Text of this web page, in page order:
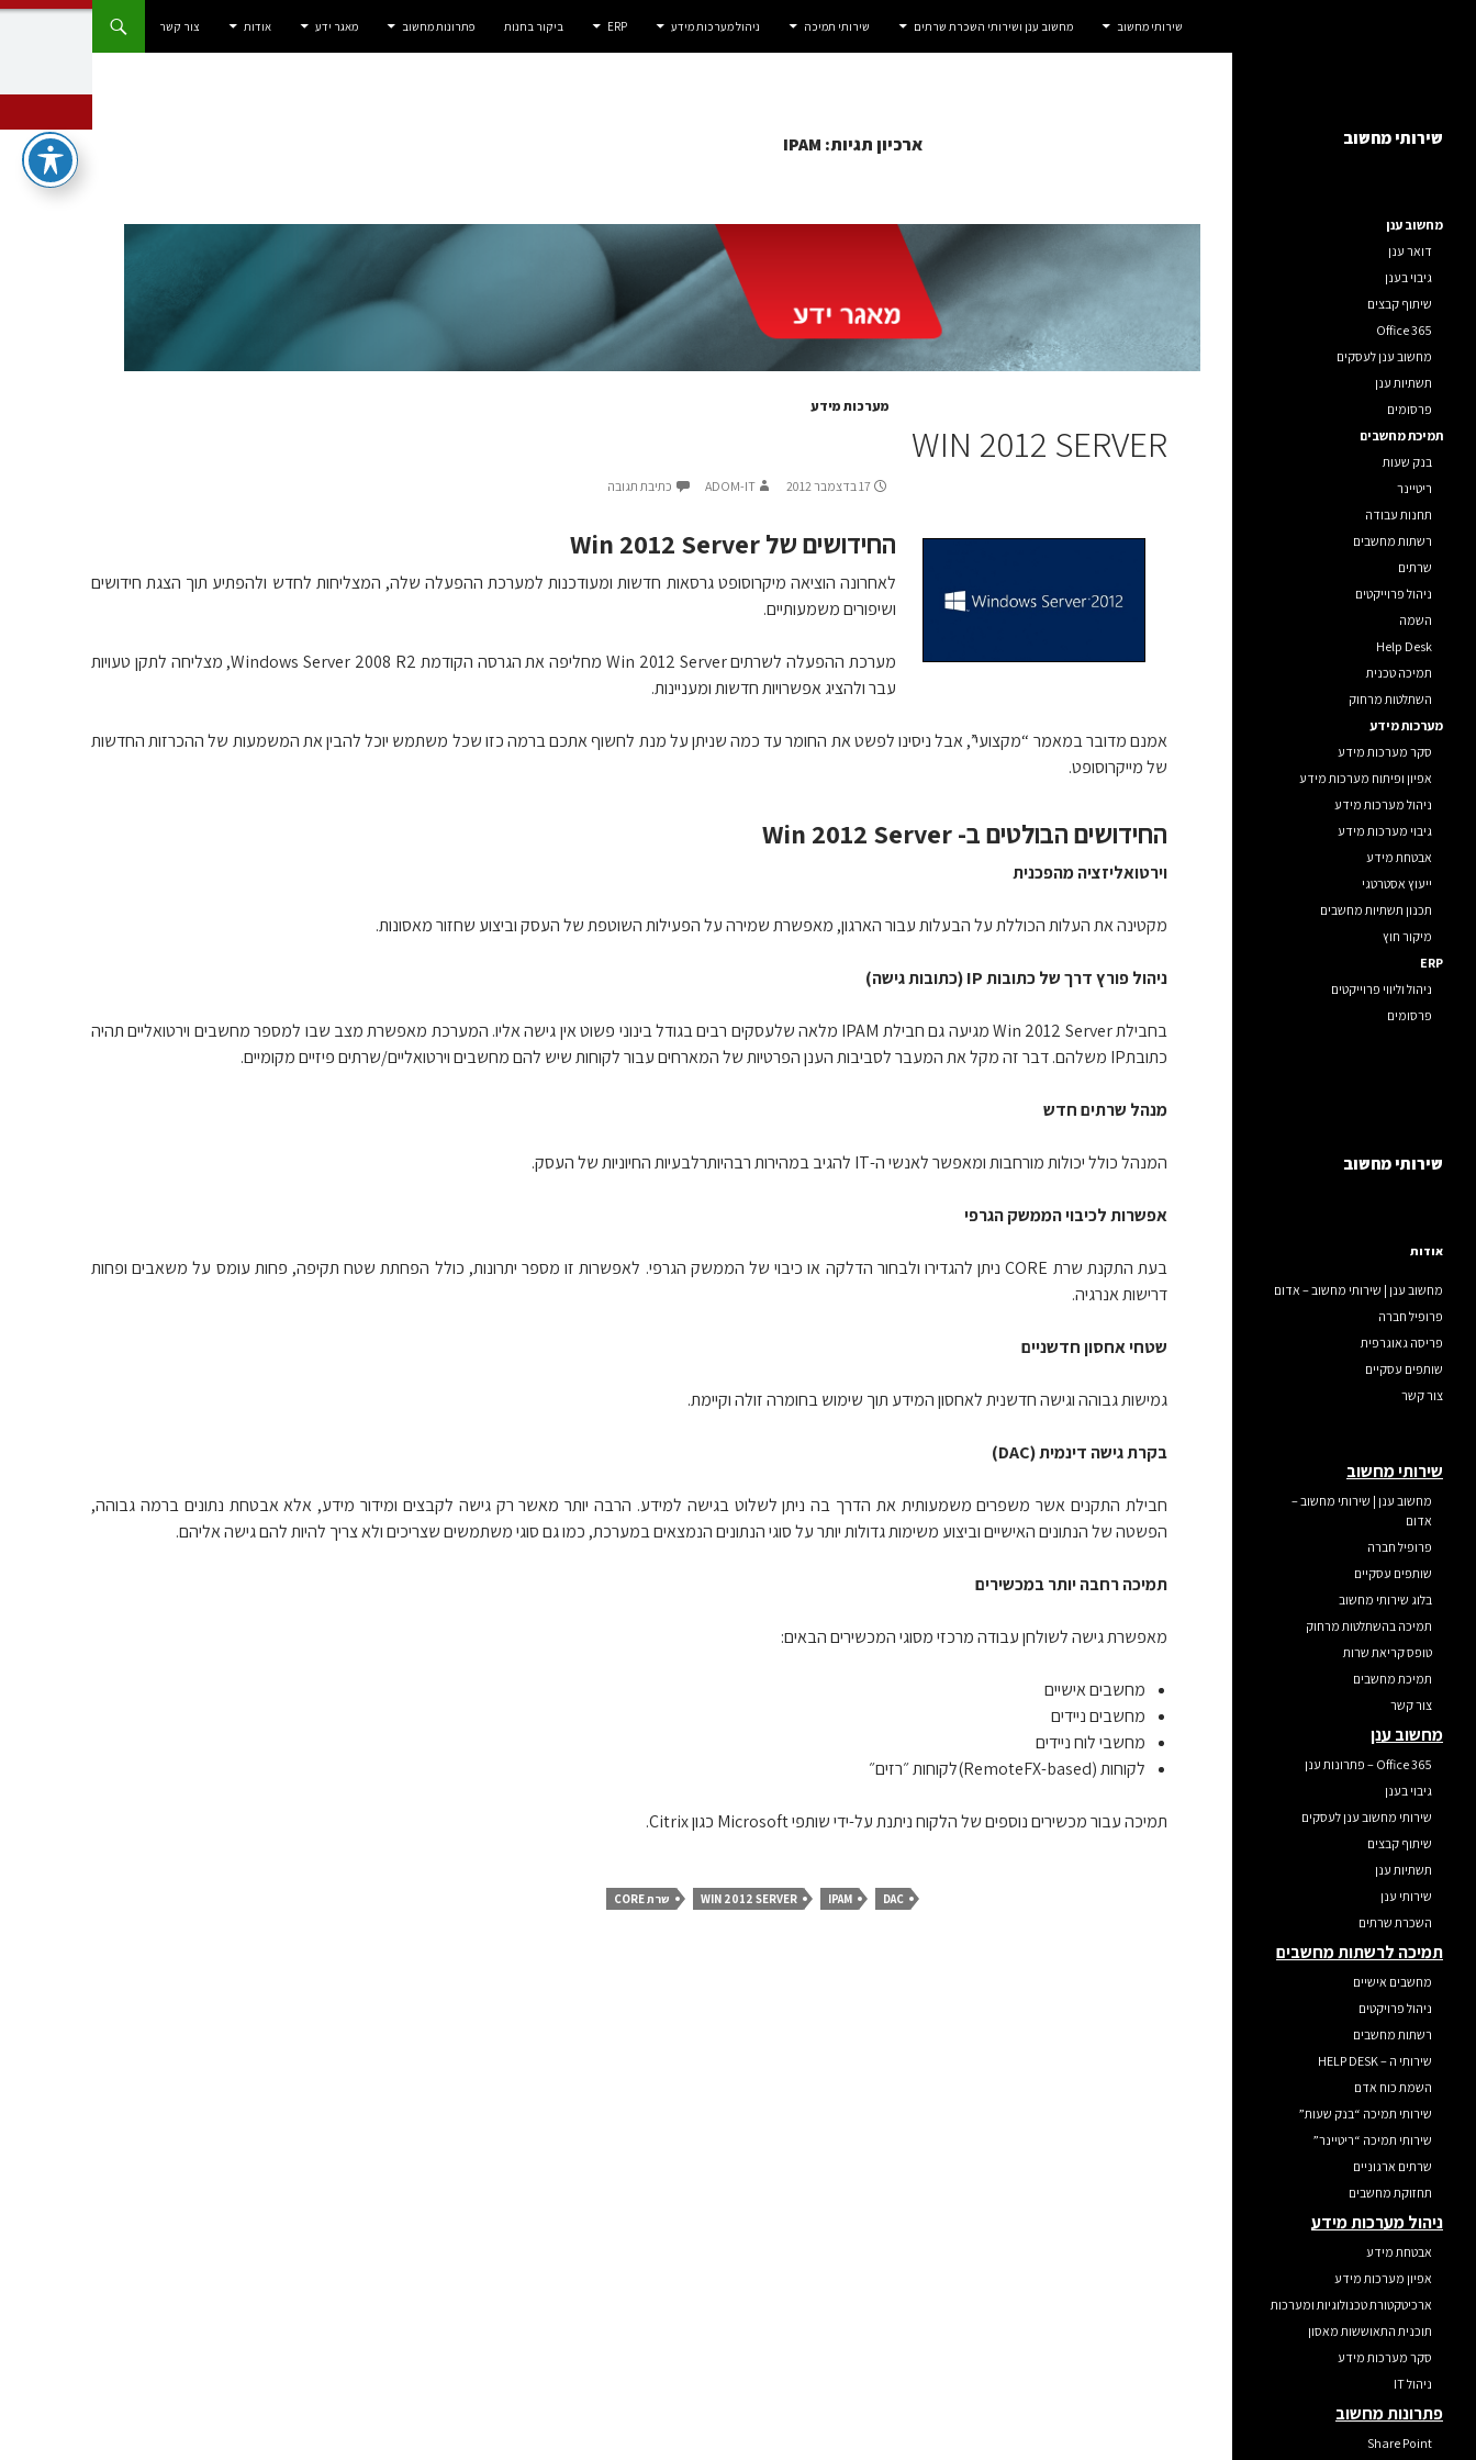
שירותי מחשוב מחשוב ענן ושירותי השכרת שרתים שירותי תמיכה ניהול מערכות מידע ERP ביקור בחנות פתרונות מחשוב מאגר ידע אודות צור קשר
ארכיון תגיות: IPAM
מערכות מידע
WIN 2012 SERVER
17 בדצמבר 2012 ADOM-IT כתיבת תגובה
החידושים של Win 2012 Server
לאחרונה הוציאה מיקרוסופט גרסאות חדשות ומעודכנות למערכת ההפעלה שלה, המצליחות לחדש ולהפתיע תוך הצגת חידושים
ושיפורים משמעותיים.
מערכת ההפעלה לשרתים Win 2012 Server מחליפה את הגרסה הקודמת Windows Server 2008 R2, מצליחה לתקן טעויות
עבר ולהציג אפשרויות חדשות ומעניינות.
אמנם מדובר במאמר “מקצועי”, אבל ניסינו לפשט את החומר עד כמה שניתן על מנת לחשוף אתכם ברמה כזו שכל משתמש יוכל להבין את המשמעות של ההכרזות החדשות
של מייקרוסופט.
החידושים הבולטים ב- Win 2012 Server
וירטואליזציה מהפכנית
מקטינה את העלות הכוללת על הבעלות עבור הארגון, מאפשרת שמירה על הפעילות השוטפת של העסק וביצוע שחזור מאסונות.
ניהול פורץ דרך של כתובות IP (כתובות גישה)
בחבילת Win 2012 Server מגיעה גם חבילת IPAM מלאה שלעסקים רבים בגודל בינוני פשוט אין גישה אליו. המערכת מאפשרת מצב שבו למספר מחשבים וירטואליים תהיה
כתובתIP משלהם. דבר זה מקל את המעבר לסביבות הענן הפרטיות של המארחים עבור לקוחות שיש להם מחשבים וירטואליים/שרתים פיזיים מקומיים.
מנהל שרתים חדש
המנהל כולל יכולות מורחבות ומאפשר לאנשי ה-IT להגיב במהירות רבהיותרלבעיות החיוניות של העסק.
אפשרות לכיבוי הממשק הגרפי
בעת התקנת שרת CORE ניתן להגדירו ולבחור הדלקה או כיבוי של הממשק הגרפי. לאפשרות זו מספר יתרונות, כולל הפחתת שטח תקיפה, פחות עומס על משאבים ופחות
דרישות אנרגיה.
שטחי אחסון חדשניים
גמישות גבוהה וגישה חדשנית לאחסון המידע תוך שימוש בחומרה זולה וקיימת.
בקרת גישה דינמית (DAC)
חבילת התקנים אשר משפרים משמעותית את הדרך בה ניתן לשלוט בגישה למידע. הרבה יותר מאשר רק גישה לקבצים ומידור מידע, אלא אבטחת נתונים ברמה גבוהה,
הפשטה של הנתונים האישיים וביצוע משימות גדולות יותר על סוגי הנתונים הנמצאים במערכת, כמו גם סוגי משתמשים שצריכים ולא צריך להיות להם גישה אליהם.
תמיכה רחבה יותר במכשירים
מאפשרת גישה לשולחן עבודה מרכזי מסוגי המכשירים הבאים:
מחשבים אישיים
מחשבים ניידים
מחשבי לוח ניידים
לקוחות (RemoteFX-based)לקוחות ״רזים״
תמיכה עבור מכשירים נוספים של הלקוח ניתנת על-ידי שותפי Microsoft כגון Citrix.
DAC
IPAM
WIN 2012 SERVER שרת CORE
שירותי מחשוב
מחשוב ענן
דואר ענן
גיבוי בענן
שיתוף קבצים
Office 365
מחשוב ענן לעסקים
תשתיות ענן
פרסומים
תמיכת מחשבים
בנק שעות
ריטיינר
תחנות עבודה
רשתות מחשבים
שרתים
ניהול פרוייקטים
השמה
Help Desk
תמיכה טכנית
השתלטות מרחוק
מערכות מידע
סקר מערכות מידע
אפיון ופיתוח מערכות מידע
ניהול מערכות מידע
גיבוי מערכות מידע
אבטחת מידע
ייעוץ אסטרטגי
תכנון תשתיות מחשבים
מיקור חוץ
ERP
ניהול וליווי פרוייקטים
פרסומים
שירותי מחשוב
אודות
מחשוב ענן | שירותי מחשוב – אדום
פרופיל חברה
פריסה גאוגרפית
שותפים עסקיים
צור קשר
שירותי מחשוב
מחשוב ענן | שירותי מחשוב –
אדום
פרופיל חברה
שותפים עסקיים
בלוג שירותי מחשוב
תמיכה בהשתלטות מרחוק
טופס קריאת שרות
תמיכת מחשבים
צור קשר
מחשוב ענן
Office 365 – פתרונות ענן
גיבוי בענן
שירותי מחשוב ענן לעסקים
שיתוף קבצים
תשתיות ענן
שירותי ענן
השכרת שרתים
תמיכה לרשתות מחשבים
מחשבים אישיים
ניהול פרויקטים
רשתות מחשבים
שירותי ה – HELP DESK
השמת כוח אדם
שירותי תמיכה “בנק שעות”
שירותי תמיכה “ריטיינר”
שרתים ארגוניים
תחזוקת מחשבים
ניהול מערכות מידע
אבטחת מידע
אפיון מערכות מידע
ארכיטקטורת טכנולוגיות ומערכות
תוכנית התאוששות מאסון
סקר מערכות מידע
ניהול IT
פתרונות מחשוב
Share Point